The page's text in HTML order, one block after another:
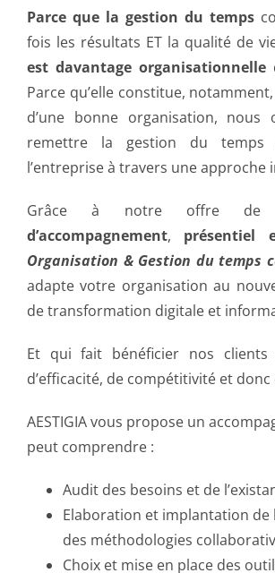
Parce que la gestion du temps
fois les résultats ET la qualité de
est davantage organisationnelle
Parce qu’elle constitue,
d’une bonne organisation,
remettre la gestion du
l’entreprise à travers une approche
Grâce à notre offre de
d’accompagnement, présentiel
Organisation & Gestion du temps
adapte votre organisation au
de transformation digitale et
Et qui fait bénéficier nos clients
d’efficacité, de compétitivité et
AESTIGIA vous propose un
peut comprendre :
Audit des besoins et de
Elaboration et implantation de
des méthodologies
Choix et mise en place des